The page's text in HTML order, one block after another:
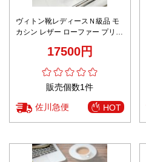
ヴィトン靴レディースＮ級品 モ
カシン レザー ローファー プリン
17500円
販売個数1件
佐川急便 HOT